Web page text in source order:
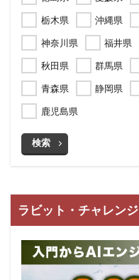
栃木県
沖縄県
神奈川県
福井県
秋田県
群馬県
青森県
静岡県
鹿児島県
検索
ラビット・チャレンジ